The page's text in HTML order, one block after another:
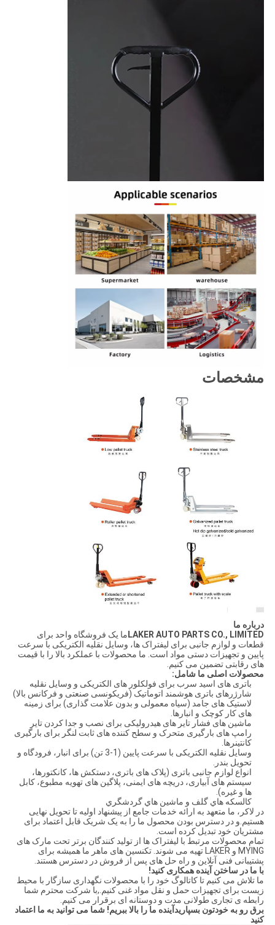
مشخصات
درباره ما
LAKER AUTO PARTS CO., LIMITEDما یک فروشگاه واحد برای
قطعات و لوازم جانبی برای لیفتراک ها، وسایل نقلیه الکتریکی با سرعت
پایین و تجهیزات دستی مواد است. ما محصولات با عملکرد بالا را با قیمت
های رقابتی تضمین می کنیم.
محصولات اصلی ما شامل:
باتری های اسید سرب برای فولکلور های الکتریکی و وسایل نقلیه
شارژرهای باتری هوشمند اتوماتیک (فریکونسی صنعتی و فرکانس بالا)
لاستیک های جامد (سیاه معمولی و بدون علامت گذاری) برای زمینه
های کار کوچک و انبارها.
ماشین های فشار تایر های هیدرولیکی برای نصب و جدا کردن تایر
رامپ های بارگیری متحرک و سطح کننده های ثابت لنگر برای بارگیری
کانتینرها.
وسایل نقلیه الکتریکی با سرعت پایین (1-3 تن) برای انبار، فرودگاه و
تحویل بندر.
انواع لوازم جانبی باتری (پلاک های باتری، دستکش ها، کانکتورها،
سیستم های آبیاری، دریچه های ایمنی، پلاگین های تهویه مطبوع، کابل
ها و غیره).
کالسکه هاي گلف و ماشين هاي گردشگري
در لاکر، ما متعهد به ارائه خدمات جامع از پیشنهاد اولیه تا تحویل نهایی
هستیم.و در دسترس بودن محصول ما را به یک شریک قابل اعتماد برای
مشتریان خود تبدیل کرده است.
تمام محصولات مرتبط با لیفتراک ها از تولید کنندگان برتر تحت مارک های
MYING و LAKER تهیه می شوند. تکنسین های ماهر ما همیشه برای
پشتیبانی فنی آنلاین و راه حل های پس از فروش در دسترس هستند.
با ما در ساختن آینده همکاری کنید!
ما تلاش می کنیم تا کاتالوگ خود را با محصولات نگهداری سازگار با محیط
زیست برای تجهیزات حمل و نقل مواد غنی کنیم.,با شرکت محترم شما
رابطه ی تجاری طولانی مدت و دوستانه ای برقرار می کنیم.
برق رو به خودتون بسپاريدآینده ما را بالا ببریم! شما می توانید به ما اعتماد
کنید